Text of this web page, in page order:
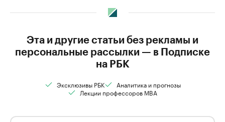
Эта и другие статьи без рекламы и
персональные рассылки — в Подписке
на РБК
Эксклюзивы РБК
Аналитика и прогнозы
Лекции профессоров MBA